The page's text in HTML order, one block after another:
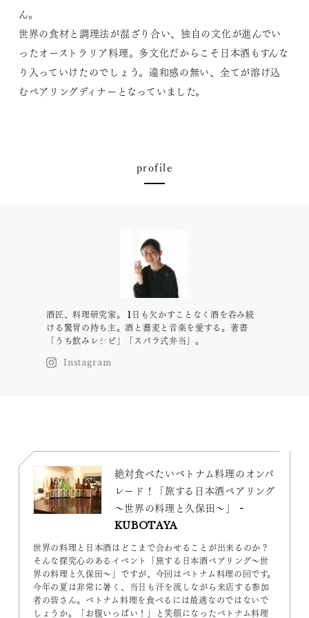
ん。
世界の食材と調理法が混ざり合い、独自の文化が進んでい
ったオーストラリア料理。多文化だからこそ日本酒もすんな
り入っていけたのでしょう。違和感の無い、全てが溶け込
むペアリングディナーとなっていました。
profile
酒匠、料理研究家。 1日も欠かすことなく酒を呑み続
ける驚胃の持ち主。酒と蕎麦と音楽を愛する。著書
「うち飲みレシピ」「スバラ式弁当」。
Instagram
絶対食べたいベトナム料理のオンパ
レード！「旅する日本酒ペアリング
～世界の料理と久保田～」 -
KUBOTAYA
世界の料理と日本酒はどこまで合わせることが出来るのか？
そんな探究心のあるイベント「旅する日本酒ペアリング～世
界の料理と久保田～」ですが、今回はベトナム料理の回です。
今年の夏は非常に暑く、当日も汗を流しながら来店する参加
者の皆さん。ベトナム料理を食べるには最適なのではないで
しょうか。「お腹いっぱい！」と笑顔になったベトナム料理